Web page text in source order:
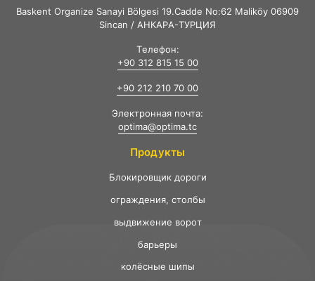
Baskent Organize Sanayi Bölgesi 19.Cadde No:62 Maliköy 06909
Sincan / АНКАРА-ТУРЦИЯ
Телефон:
+90 312 815 15 00
+90 212 210 70 00
Электронная почта:
optima@optima.tc
Продукты
Ƃлокировщик дороги
ограждения, столбы
выдвижение ворот
барьеры
колёсные шипы